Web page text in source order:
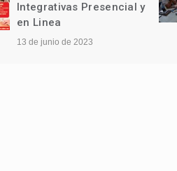
Integrativas Presencial y
en Linea
13 de junio de 2023